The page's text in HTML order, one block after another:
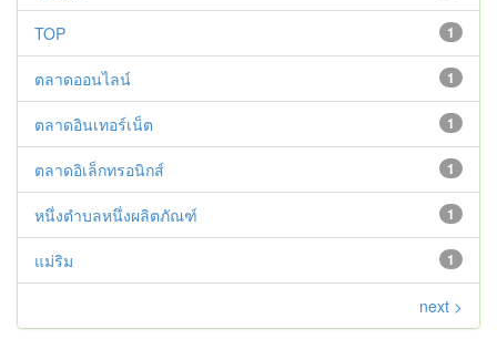
1
TOP
1
ตลาดออนไลน์
1
ตลาดอินเทอร์เน็ต
1
ตลาดอิเล็กทรอนิกส์
1
หนึ่งตำบลหนึ่งผลิตภัณฑ์
1
แม่ริม
next >